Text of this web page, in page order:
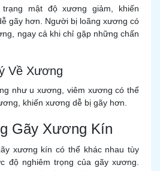
mật độ xương giảm, khiến
gãy hơn. Người bị loãng xương có
ngay cả khi chỉ gặp những chấn
Về Xương
như u xương, viêm xương có thể
khiến xương dễ bị gãy hơn.
Gãy Xương Kín
xương kín có thể khác nhau tùy
độ nghiêm trọng của gãy xương.